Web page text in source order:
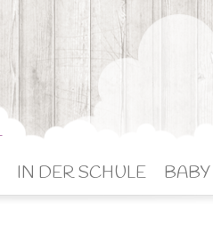
IN DER SCHULE